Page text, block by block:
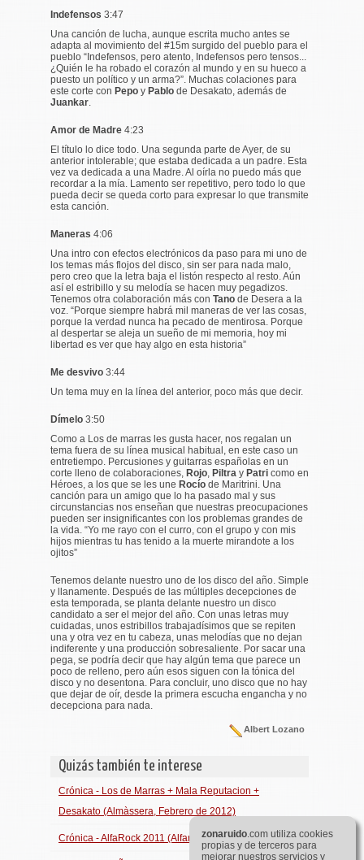
Indefensos 3:47
Una canción de lucha, aunque escrita mucho antes se
adapta al movimiento del #15m surgido del pueblo para el
pueblo “Indefensos, pero atento, Indefensos pero tensos...
¿Quién le ha robado el corazón al mundo y en su hueco a
puesto un político y un arma?”. Muchas colaciones para
este corte con Pepo y Pablo de Desakato, además de
Juankar
Amor de Madre 4:23
El título lo dice todo. Una segunda parte de Ayer, de su
anterior intolerable; que estaba dedicada a un padre. Esta
vez va dedicada a una Madre. Al oírla no puedo más que
recordar a la mía. Lamento ser repetitivo, pero todo lo que
pueda decir se queda corto para expresar lo que transmite
esta canción.
Maneras 4:06
Una intro con efectos electrónicos da paso para mi uno de
los temas más flojos del disco, sin ser para nada malo,
pero creo que la letra baja el listón respecto al resto. Aún
así el estribillo y su melodía se hacen muy pegadizos.
Tenemos otra colaboración más con Tano de Desera a la
voz. “Porque siempre habrá mil maneras de ver las cosas,
porque la verdad nunca ha pecado de mentirosa. Porque
al despertar se aleja un sueño de mi memoria, hoy mi
libertad es ver que hay algo en esta historia”
Me desvivo 3:44
Un tema muy en la línea del anterior, poco más que decir.
Dímelo 3:50
Como a Los de marras les gusta hacer, nos regalan un
tema fuera de su línea musical habitual, en este caso un
entretiempo. Percusiones y guitarras españolas en un
corte lleno de colaboraciones, Rojo Piltra y Patri como en
Héroes, a los que se les une Rocío de Maritrini. Una
canción para un amigo que lo ha pasado mal y sus
circunstancias nos enseñan que nuestras preocupaciones
pueden ser insignificantes con los problemas grandes de
la vida. “Yo me rayo con el curro, con el grupo y con mis
hijos mientras tu has tenido a la muerte mirandote a los
ojitos”
Tenemos delante nuestro uno de los disco del año. Simple
y llanamente. Después de las múltiples decepciones de
esta temporada, se planta delante nuestro un disco
candidato a ser el mejor del año. Con unas letras muy
cuidadas, unos estribillos trabajadísimos que se repiten
una y otra vez en tu cabeza, unas melodías que no dejan
indiferente y una producción sobresaliente. Por sacar una
pega, se podría decir que hay algún tema que parece un
poco de relleno, pero aún esos siguen con la tónica del
disco y no desentona. Para concluir, uno disco que no hay
que dejar de oír, desde la primera escucha engancha y no
decepciona para nada.
Albert Lozano
Quizás también te interese
Crónica - Los de Marras + Mala Reputacion +
Desakato (Almàssera, Febrero de 2012)
Crónica - AlfaRock 2011 (Alfaro, Octubre de 2011)
zonaruido.com utiliza cookies
propias y de terceros para
mejorar nuestros servicios y